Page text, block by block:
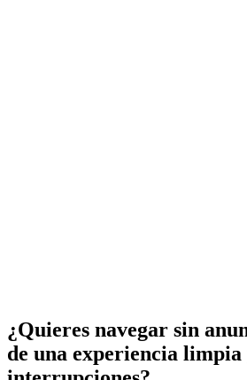
¿Quieres navegar sin
de una experiencia limpia